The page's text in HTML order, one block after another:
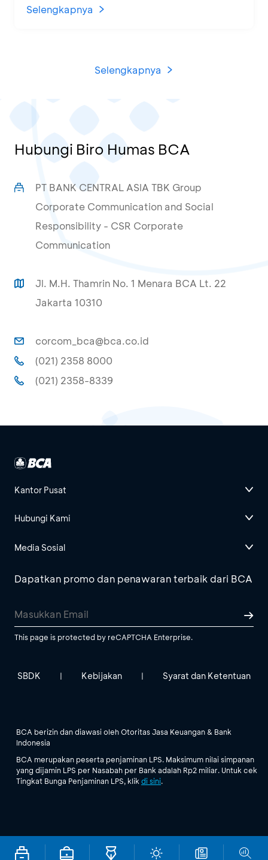
di KCU Tanjung Priok
Selengkapnya
Selengkapnya
Hubungi Biro Humas BCA
PT BANK CENTRAL ASIA TBK Group
Corporate Communication and Social
Responsibility - CSR Corporate
Communication
Jl. M.H. Thamrin No. 1 Menara BCA Lt. 22
Jakarta 10310
corcom_bca@bca.co.id
(021) 2358 8000
(021) 2358-8339
Kantor Pusat
Hubungi Kami
Media Sosial
Dapatkan promo dan penawaran terbaik dari BCA
This page is protected by reCAPTCHA Enterprise.
SBDK | Kebijakan | Syarat dan Ketentuan
BCA berizin dan diawasi oleh Otoritas Jasa Keuangan & Bank
Indonesia
BCA merupakan peserta penjaminan LPS. Maksimum nilai simpanan
yang dijamin LPS per Nasabah per Bank adalah Rp2 miliar. Untuk cek
Tingkat Bunga Penjaminan LPS, klikdi sini.